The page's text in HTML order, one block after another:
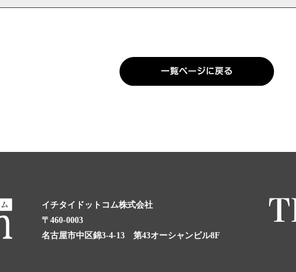
イチタイドットコム株式会社
〒460-0003
名古屋市中区錦3-4-13 第43オーシャンビル8F